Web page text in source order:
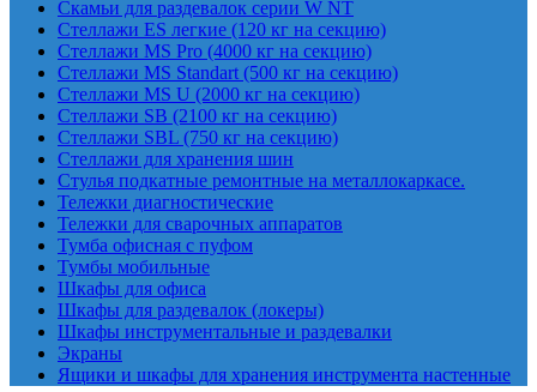
Скамьи для раздевалок серии W NT
Стеллажи ES легкие (120 кг на секцию)
Стеллажи MS Pro (4000 кг на секцию)
Стеллажи MS Standart (500 кг на секцию)
Стеллажи MS U (2000 кг на секцию)
Стеллажи SB (2100 кг на секцию)
Стеллажи SBL (750 кг на секцию)
Стеллажи для хранения шин
Стулья подкатные ремонтные на металлокаркасе.
Тележки диагностические
Тележки для сварочных аппаратов
Тумба офисная с пуфом
Тумбы мобильные
Шкафы для офиса
Шкафы для раздевалок (локеры)
Шкафы инструментальные и раздевалки
Экраны
Ящики и шкафы для хранения инструмента настенные